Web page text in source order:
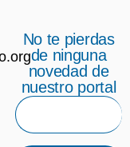
No te pierdas
de ninguna
novedad de
nuestro portal